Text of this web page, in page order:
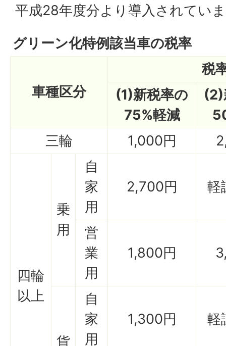
平成28年度分より導入されてい
グリーン化特例該当車の税率
車種区分
税
(1)新税率の
75%軽減
(2)
三輪
1,000円
四輪
以上
乗
用
自
家
用
2,700円 軽
営
業
用
1,800円
貨
自
家
用
1,300円 軽